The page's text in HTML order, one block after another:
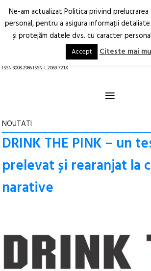
Arhitectură.
Oraș.
ISSN 3008-2986 ISSN-L 2069-721X
≡
NOUTATI
DRINK THE PINK – un
prelevat și rearanjat la
narative
Ne-am actualizat Politica privind
personal, pentru a asigura informaţii
şi protejăm datele dvs. cu caracter
Accept Citeste mai